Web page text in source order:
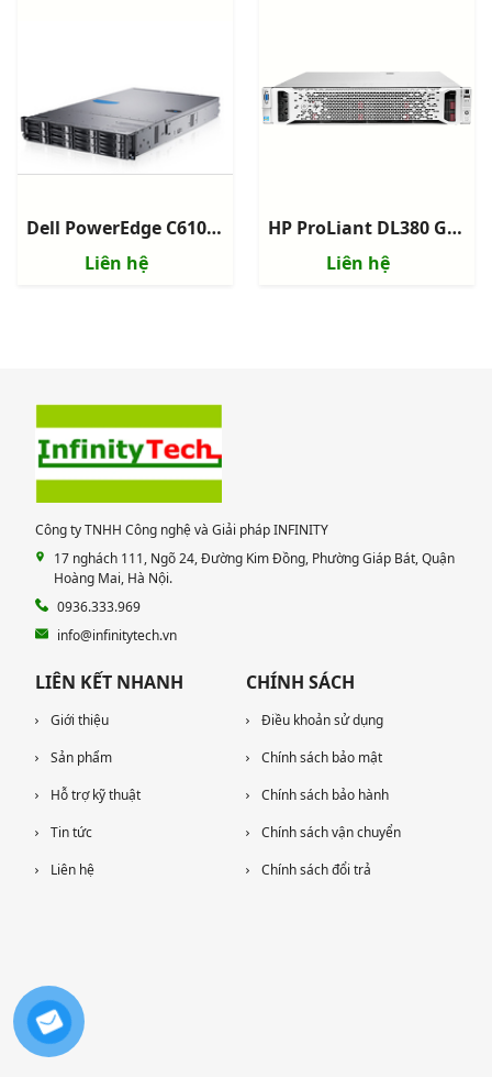
Dell PowerEdge C6100 Rack Server
Liên hệ
HP ProLiant DL380 Gen9 E5-2630v3 2.4GHz/8-core
Liên hệ
Công ty TNHH Công nghệ và Giải pháp INFINITY
17 nghách 111, Ngõ 24, Đường Kim Đồng, Phường Giáp Bát, Quận
Hoàng Mai, Hà Nội.
0936.333.969
info@infinitytech.vn
LIÊN KẾT NHANH
Giới thiệu
Sản phẩm
Hỗ trợ kỹ thuật
Tin tức
Liên hệ
CHÍNH SÁCH
Điều khoản sử dụng
Chính sách bảo mật
Chính sách bảo hành
Chính sách vận chuyển
Chính sách đổi trả